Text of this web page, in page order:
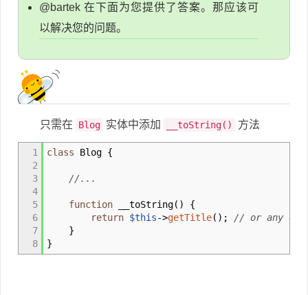
@bartek 在下面为您提供了答案。那应该可
以解决您的问题。
只需在 Blog 实体中添加 __toString() 方法
1
2
3
4
5
6
7
8
class Blog {
//...
function __toString( )
{
return $this->getTitle( ) ;
// or any
}
}